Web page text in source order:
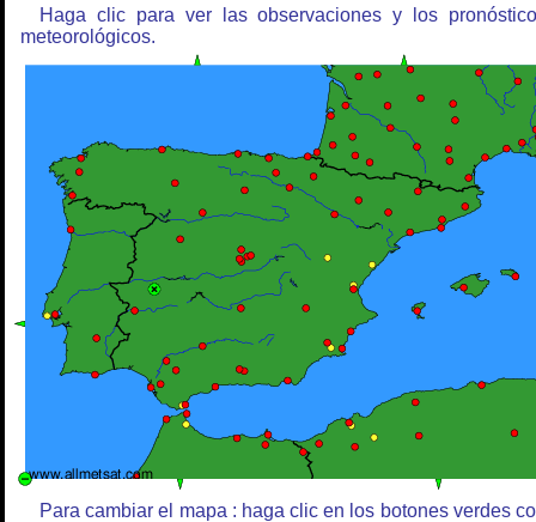
Haga clic para ver las observaciones y los
meteorológicos.
Para cambiar el mapa : haga clic en los botones verdes